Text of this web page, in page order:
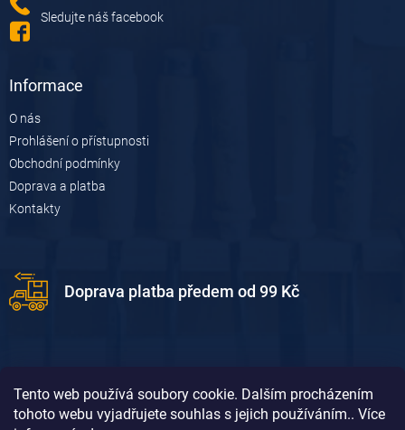
Tento web používá soubory cookie. Dalším procházením
tohoto webu vyjadřujete souhlas s jejich používáním.. Více
Sledujte náš facebook
Informace
O nás
Prohlášení o přístupnosti
Obchodní podmínky
Doprava a platba
Kontakty
Doprava platba předem od 99 Kč